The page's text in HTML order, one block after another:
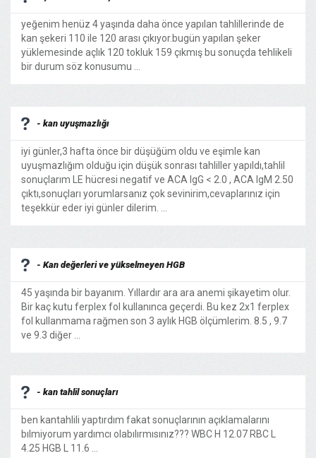
yeğenim henüz 4 yaşında daha önce yapılan tahlillerinde de
kan şekeri 110 ile 120 arası çıkıyor.bugün yapılan şeker
yüklemesinde açlık 120 tokluk 159 çıkmış bu sonuçda tehlikeli
bir durum söz konusumu ...
- kan uyuşmazlığı
iyi günler,3 hafta önce bir düşüğüm oldu ve eşimle kan
uyuşmazlığım olduğu için düşük sonrası tahliller yapıldı,tahlil
sonuçlarım LE hücresi negatif ve ACA IgG < 2.0 , ACA IgM 2.50
çıktı,sonuçları yorumlarsanız çok sevinirim,cevaplarınız için
teşekkür eder iyi günler dilerim. ...
- Kan değerleri ve yükselmeyen HGB
45 yaşında bir bayanım. Yıllardır ara ara anemi şikayetim olur.
Bir kaç kutu ferplex fol kullanınca geçerdi. Bu kez 2x1 ferplex
fol kullanmama rağmen son 3 aylık HGB ölçümlerim. 8.5 , 9.7
ve 9.3 diğer ...
- kan tahlil sonuçları
ben kantahlili yaptırdım fakat sonuçlarının açıklamalarını
bılmiyorum yardımcı olabılırmısınız??? WBC H 12.07 RBC L
4.25 HGB L 11.6 ...